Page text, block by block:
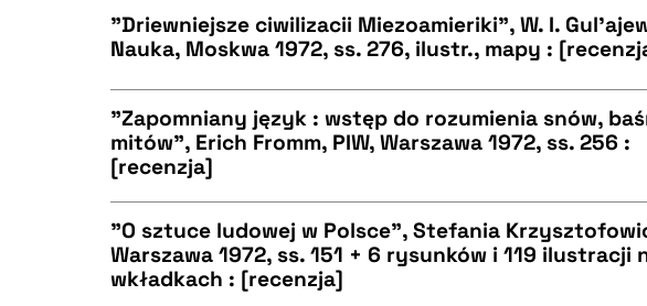
BIBTEX
BIBTEX
BIBTEX
"Driewniejsze ciwilizacii Miezoamieriki", W. I.
Nauka, Moskwa 1972, ss. 276, ilustr., mapy :
CZYSTY TEKST
BIBTEX
"Zapomniany język : wstęp do rozumienia snów,
mitów", Erich Fromm, PIW, Warszawa 1972, ss. 256 :
[recenzja]
CZYSTY TEKST
"O sztuce ludowej w Polsce", Stefania
Warszawa 1972, ss. 151 + 6 rysunków i 119 ilustracji
wkładkach : [recenzja]